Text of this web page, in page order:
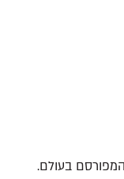
בעולם.